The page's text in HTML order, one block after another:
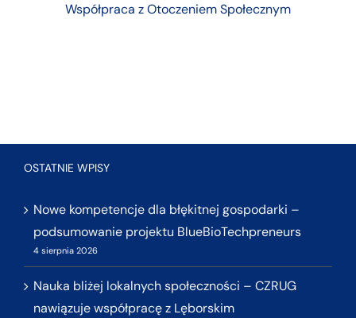
Współpraca z Otoczeniem Społecznym
OSTATNIE WPISY
Nowe kompetencje dla błękitnej gospodarki –
podsumowanie projektu BlueBioTechpreneurs
4 sierpnia 2026
Nauka bliżej lokalnych społeczności – CZRUG
nawiązuje współpracę z Lęborskim